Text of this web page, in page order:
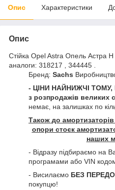
Опис Характеристики
Опис
Стійка Opel Astra Опель Астра
аналоги: 318217 , 344445 .
Бренд: Sachs
- ЦІНИ НАЙНИЖЧІ ТОМУ,
з розпродажів великих
немає, на залишках по
Також до
опори стоєк
наших
- Відразу підбираємо на
програмами або VIN
- Висилаємо БЕЗ
покупцю!